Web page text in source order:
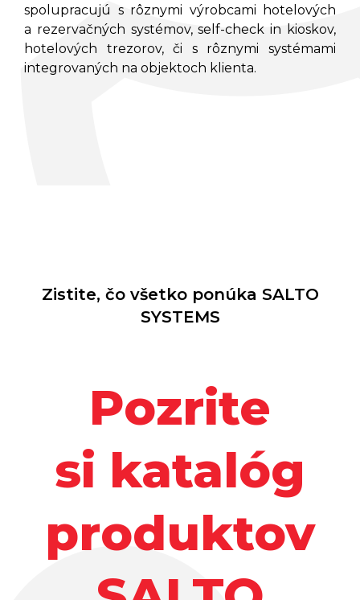
spolupracujú s rôznymi výrobcami hotelových
a rezervačných systémov, self-check in kioskov,
hotelových trezorov, či s rôznymi systémami
integrovaných na objektoch klienta.
Zistite, čo všetko ponúka SALTO
SYSTEMS
Pozrite
si katalóg
produktov